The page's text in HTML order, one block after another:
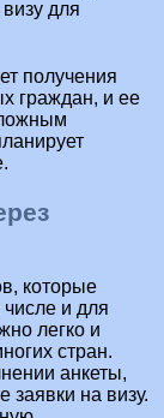
для
получения
граждан, и ее
которые
и для
легко и
стран.
анкеты,
заявки на визу.